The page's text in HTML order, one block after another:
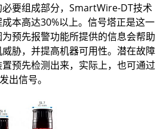
要组成部分，SmartWire-DT技术
本高达30%以上。信号塔正是这一
预先报警功能所提供的信息会帮助
胁，并提高机器可用性。潜在故障
预先检测出来，实际上，也可通过
出信号。